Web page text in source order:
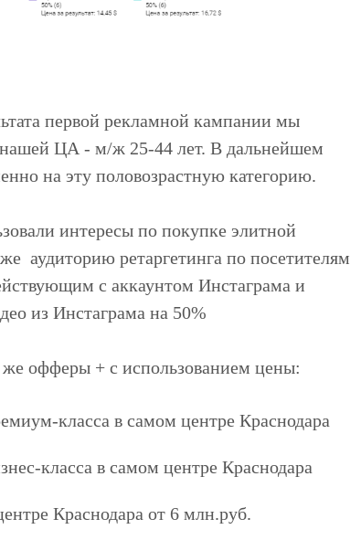
первой рекламной кампании мы
ЦА - м/ж 25-44 лет. В дальнейшем
на эту половозрастную категорию.
интересы по покупке элитной
аудиторию ретаргетинга по посетителям
с аккаунтом Инстаграма и
из Инстаграма на 50%
же офферы + с использованием цены:
класса в самом центре Краснодара
класса в самом центре Краснодара
Краснодара от 6 млн.руб.